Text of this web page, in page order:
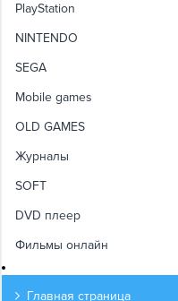
PlayStation
NINTENDO
SEGA
Mobile games
OLD GAMES
Журналы
SOFT
DVD плеер
Фильмы онлайн
Главная страница